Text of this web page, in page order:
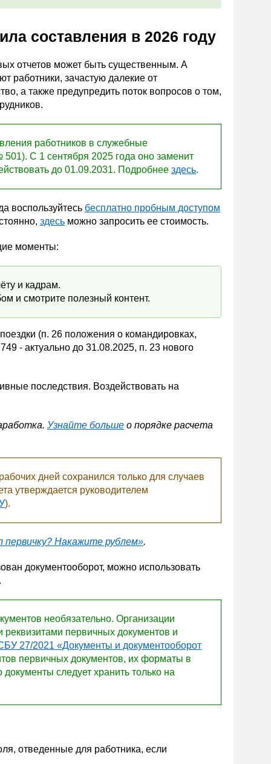
составления в 2026 году
отчетов может быть существенным. А
работники, зачастую далекие от
а также предупредить поток вопросов о том,
работников в служебные
С 1 сентября 2025 года оно заменит
до 01.09.2031. Подробнее здесь.
воспользуйтесь бесплатно пробным доступом
здесь можно запросить ее стоимость.
моменты:
и кадрам.
и смотрите полезный контент.
(п. 26 положения о командировках,
- актуально до 31.08.2025, п. 23 нового
последствия. Воздействовать на
Узнайте больше о порядке расчета
дней сохранился только для случаев
утверждается руководителем
).
Накажите рублем».
документооборот, можно использовать
необязательно. Организации
первичных документов и
27/2021 «Документы и документооборот
первичных документов, их форматы в
следует хранить только на
отведенные для работника, если